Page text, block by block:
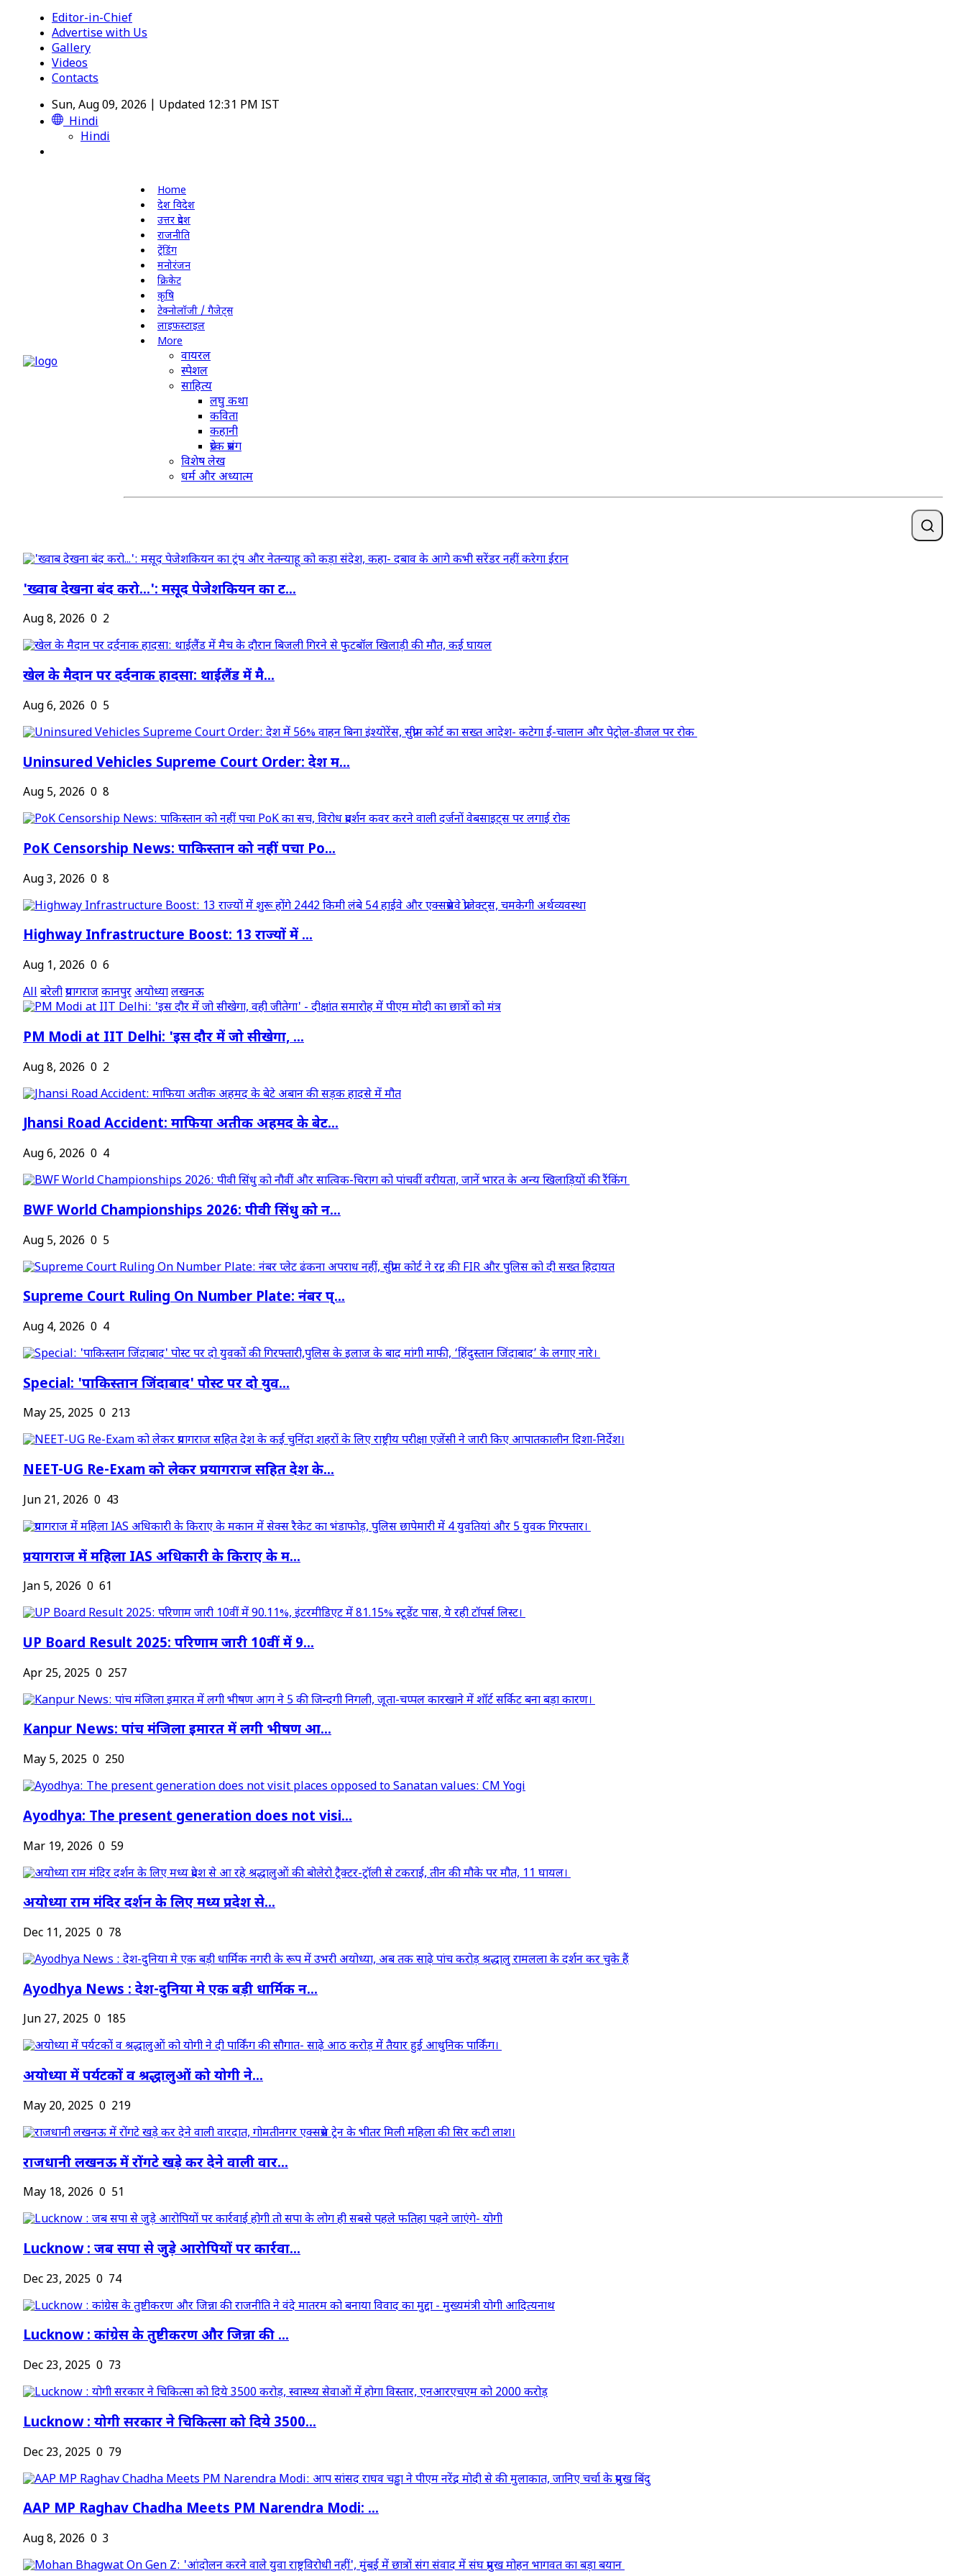
Editor-in-Chief
Advertise with Us
Gallery
Videos
Contacts
Sun, Aug 09, 2026 | Updated 12:31 PM IST
Hindi
Hindi
Home
देश विदेश
उत्तर प्रदेश
राजनीति
ट्रेंडिंग
मनोरंजन
क्रिकेट
कृषि
टेक्नोलॉजी / गैजेट्स
लाइफस्टाइल
More
वायरल
स्पेशल
साहित्य
लघु कथा
कविता
कहानी
प्रेरक प्रसंग
विशेष लेख
धर्म और अध्यात्म
'ख्वाब देखना बंद करो...': मसूद पेजेशकियन का ट...
Aug 8, 2026 0 2
खेल के मैदान पर दर्दनाक हादसा: थाईलैंड में मै...
Aug 6, 2026 0 5
Uninsured Vehicles Supreme Court Order: देश म...
Aug 5, 2026 0 8
PoK Censorship News: पाकिस्तान को नहीं पचा Po...
Aug 3, 2026 0 8
Highway Infrastructure Boost: 13 राज्यों में ...
Aug 1, 2026 0 6
Allबरेलीप्रयागराजकानपुरअयोध्यालखनऊ
PM Modi at IIT Delhi: 'इस दौर में जो सीखेगा, ...
Aug 8, 2026 0 2
Jhansi Road Accident: माफिया अतीक अहमद के बेट...
Aug 6, 2026 0 4
BWF World Championships 2026: पीवी सिंधु को न...
Aug 5, 2026 0 5
Supreme Court Ruling On Number Plate: नंबर प्...
Aug 4, 2026 0 4
Special: 'पाकिस्तान जिंदाबाद' पोस्ट पर दो युव...
May 25, 2025 0 213
NEET-UG Re-Exam को लेकर प्रयागराज सहित देश के...
Jun 21, 2026 0 43
प्रयागराज में महिला IAS अधिकारी के किराए के म...
Jan 5, 2026 0 61
UP Board Result 2025: परिणाम जारी 10वीं में 9...
Apr 25, 2025 0 257
Kanpur News: पांच मंजिला इमारत में लगी भीषण आ...
May 5, 2025 0 250
Ayodhya: The present generation does not visi...
Mar 19, 2026 0 59
अयोध्या राम मंदिर दर्शन के लिए मध्य प्रदेश से...
Dec 11, 2025 0 78
Ayodhya News : देश-दुनिया मे एक बड़ी धार्मिक न...
Jun 27, 2025 0 185
अयोध्या में पर्यटकों व श्रद्धालुओं को योगी ने...
May 20, 2025 0 219
राजधानी लखनऊ में रोंगटे खड़े कर देने वाली वार...
May 18, 2026 0 51
Lucknow : जब सपा से जुड़े आरोपियों पर कार्रवा...
Dec 23, 2025 0 74
Lucknow : कांग्रेस के तुष्टीकरण और जिन्ना की ...
Dec 23, 2025 0 73
Lucknow : योगी सरकार ने चिकित्सा को दिये 3500...
Dec 23, 2025 0 79
AAP MP Raghav Chadha Meets PM Narendra Modi: ...
Aug 8, 2026 0 3